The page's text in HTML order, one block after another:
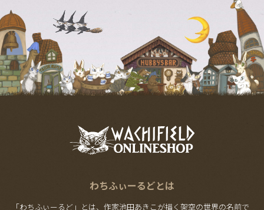
わちふぃーるどとは
「わちふぃーるど」とは、作家池田あきこが描く架空の世界の名前で